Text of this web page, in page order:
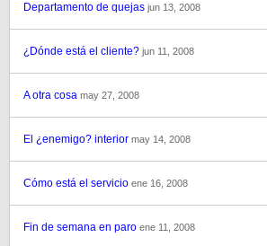
Departamento de quejas jun 13, 2008
¿Dónde está el cliente? jun 11, 2008
A otra cosa may 27, 2008
El ¿enemigo? interior may 14, 2008
Cómo está el servicio ene 16, 2008
Fin de semana en paro ene 11, 2008